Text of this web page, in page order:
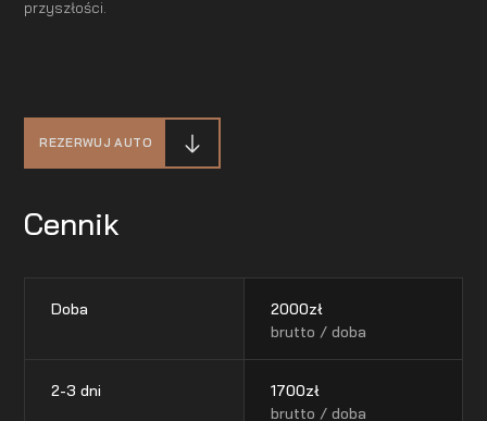
przyszłości.
REZERWUJ AUTO
Cennik
Doba 2000zł
brutto / doba
2-3 dni 1700zł
brutto / doba